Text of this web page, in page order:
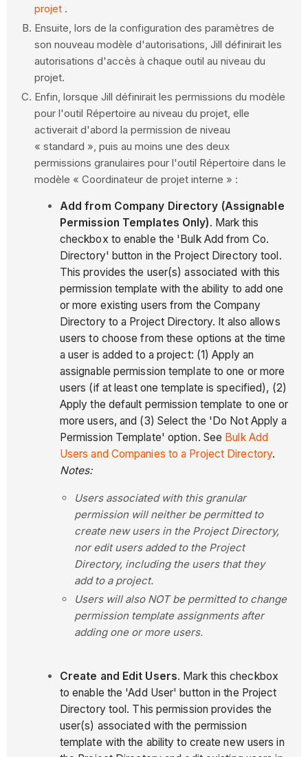
projet .
Ensuite, lors de la configuration des paramètres de
son nouveau modèle d'autorisations, Jill définirait les
autorisations d'accès à chaque outil au niveau du
projet.
Enfin, lorsque Jill définirait les permissions du modèle
pour l'outil Répertoire au niveau du projet, elle
activerait d'abord la permission de niveau
« standard », puis au moins une des deux
permissions granulaires pour l'outil Répertoire dans le
modèle « Coordinateur de projet interne » :
Add from Company Directory (Assignable
Permission Templates Only). Mark this
checkbox to enable the 'Bulk Add from Co.
Directory' button in the Project Directory tool.
This provides the user(s) associated with this
permission template with the ability to add one
or more existing users from the Company
Directory to a Project Directory. It also allows
users to choose from these options at the time
a user is added to a project: (1) Apply an
assignable permission template to one or more
users (if at least one template is specified), (2)
Apply the default permission template to one or
more users, and (3) Select the 'Do Not Apply a
Permission Template' option. See Bulk Add
Users and Companies to a Project Directory.
Notes:
Users associated with this granular
permission will neither be permitted to
create new users in the Project Directory,
nor edit users added to the Project
Directory, including the users that they
add to a project.
Users will also NOT be permitted to change
permission template assignments after
adding one or more users.
Create and Edit Users. Mark this checkbox
to enable the 'Add User' button in the Project
Directory tool. This permission provides the
user(s) associated with the permission
template with the ability to create new users in